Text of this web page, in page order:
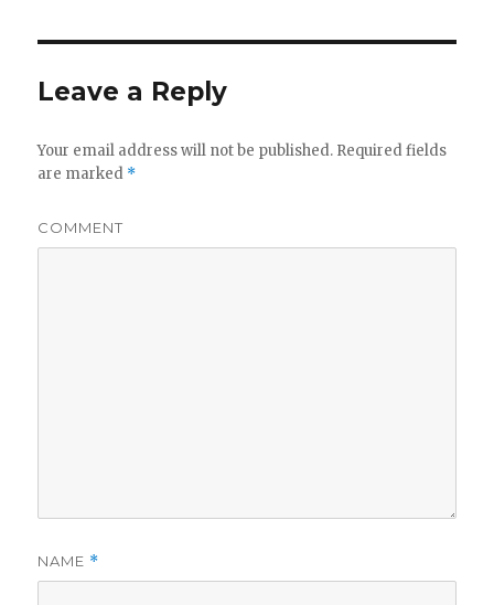
Leave a Reply
Your email address will not be published. Required fields
are marked *
COMMENT
NAME *